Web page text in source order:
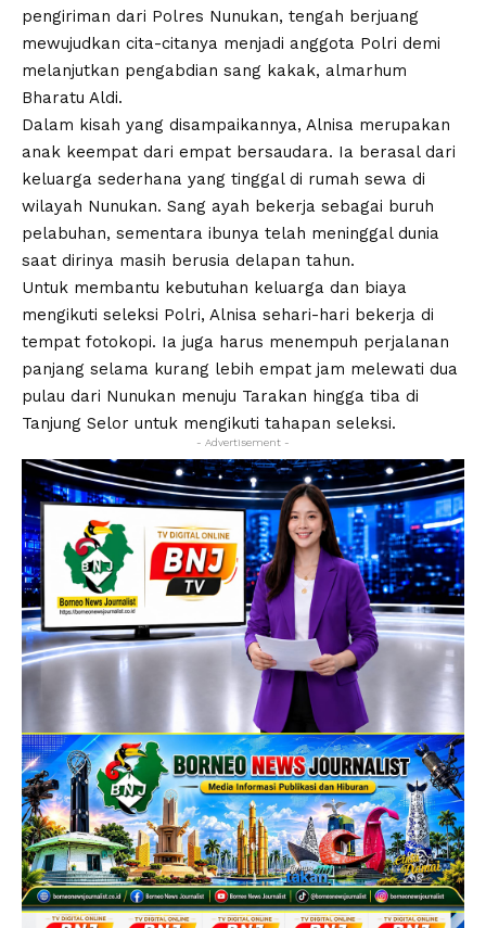
pengiriman dari Polres Nunukan, tengah berjuang
mewujudkan cita-citanya menjadi anggota Polri demi
melanjutkan pengabdian sang kakak, almarhum
Bharatu Aldi.
Dalam kisah yang disampaikannya, Alnisa merupakan
anak keempat dari empat bersaudara. Ia berasal dari
keluarga sederhana yang tinggal di rumah sewa di
wilayah Nunukan. Sang ayah bekerja sebagai buruh
pelabuhan, sementara ibunya telah meninggal dunia
saat dirinya masih berusia delapan tahun.
Untuk membantu kebutuhan keluarga dan biaya
mengikuti seleksi Polri, Alnisa sehari-hari bekerja di
tempat fotokopi. Ia juga harus menempuh perjalanan
panjang selama kurang lebih empat jam melewati dua
pulau dari Nunukan menuju Tarakan hingga tiba di
Tanjung Selor untuk mengikuti tahapan seleksi.
- Advertisement -